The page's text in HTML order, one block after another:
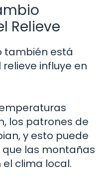
Relieve
también está
influye en
los patrones de
y esto puede
las montañas
clima local.